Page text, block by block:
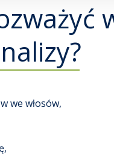
we włosów,